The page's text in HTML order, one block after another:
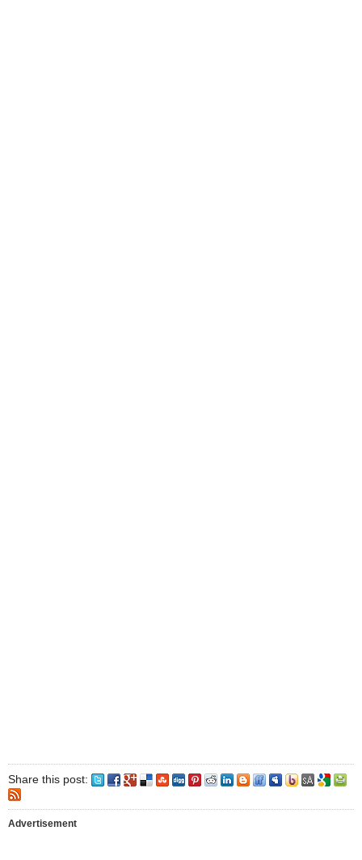
Share this post:
Advertisement